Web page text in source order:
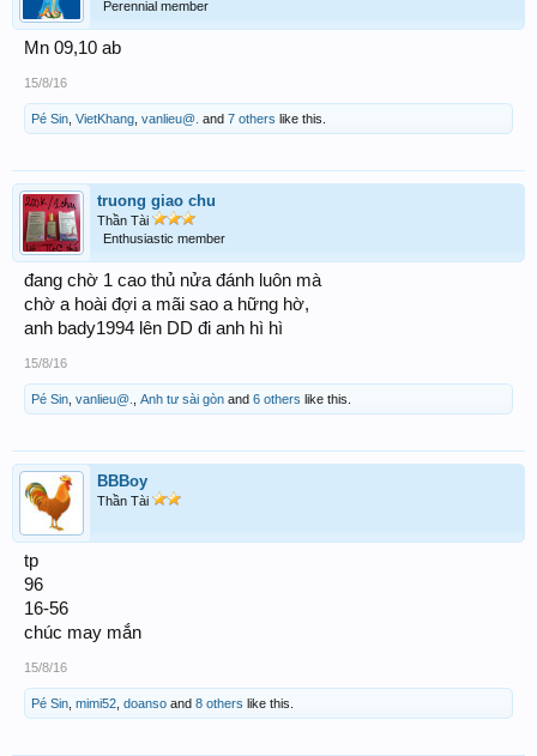
Perennial member
Mn 09,10 ab
15/8/16
Pé Sin VietKhang vanlieu@. and 7 others like this.
truong giao chu
Thần Tài
Enthusiastic member
đang chờ 1 cao thủ nửa đánh luôn mà
chờ a hoài đợi a mãi sao a hững hờ,
anh bady1994 lên DD đi anh hì hì
15/8/16
Pé Sin vanlieu@. Anh tư sài gòn and 6 others like this.
BBBoy
Thần Tài
tp
96
16-56
chúc may mắn
15/8/16
Pé Sin mimi52 doanso and 8 others like this.